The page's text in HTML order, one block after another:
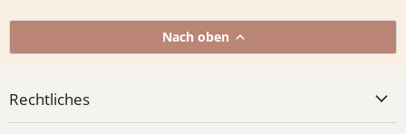
Nach oben
Rechtliches